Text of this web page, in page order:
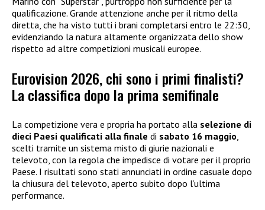
qualificazione. Grande attenzione anche per il ritmo della
diretta, che ha visto tutti i brani completarsi entro le 22:30,
evidenziando la natura altamente organizzata dello show
rispetto ad altre competizioni musicali europee.
Eurovision 2026, chi sono i primi finalisti?
La classifica dopo la prima semifinale
La competizione vera e propria ha portato alla selezione di
dieci Paesi qualificati alla finale di sabato 16 maggio,
scelti tramite un sistema misto di giurie nazionali e
televoto, con la regola che impedisce di votare per il proprio
Paese. I risultati sono stati annunciati in ordine casuale dopo
la chiusura del televoto, aperto subito dopo l’ultima
performance.